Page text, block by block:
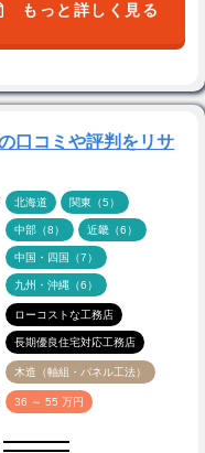
もっと詳しく見る
口コミや評判をリサ
北海道 関東（5）
中部（8） 近畿（6）
中国・四国（7）
九州・沖縄（6）
ローコストな工務店
長期優良住宅対応工務店
木造（軸組・パネル工法）
36 ～ 55 万円